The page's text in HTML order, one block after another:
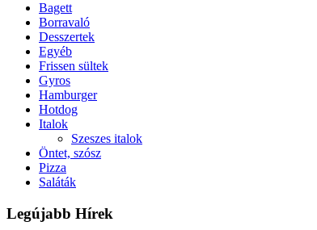
Bagett
Borravaló
Desszertek
Egyéb
Frissen sültek
Gyros
Hamburger
Hotdog
Italok
Szeszes italok
Öntet, szósz
Pizza
Saláták
Legújabb Hírek